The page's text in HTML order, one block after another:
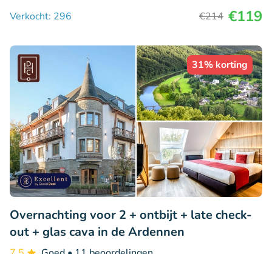
Verkocht: 296
€214 €119
31% korting
Overnachting voor 2 + ontbijt + late check-
out + glas cava in de Ardennen